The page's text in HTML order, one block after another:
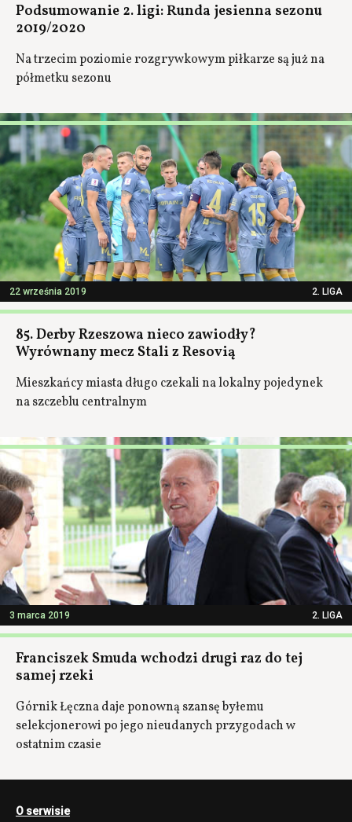
Podsumowanie 2. ligi: Runda jesienna sezonu
2019/2020
Na trzecim poziomie rozgrywkowym piłkarze są już na
półmetku sezonu
22 września 2019 2. LIGA
85. Derby Rzeszowa nieco zawiodły?
Wyrównany mecz Stali z Resovią
Mieszkańcy miasta długo czekali na lokalny pojedynek
na szczeblu centralnym
3 marca 2019 2. LIGA
Franciszek Smuda wchodzi drugi raz do tej
samej rzeki
Górnik Łęczna daje ponowną szansę byłemu
selekcjonerowi po jego nieudanych przygodach w
ostatnim czasie
O serwisie